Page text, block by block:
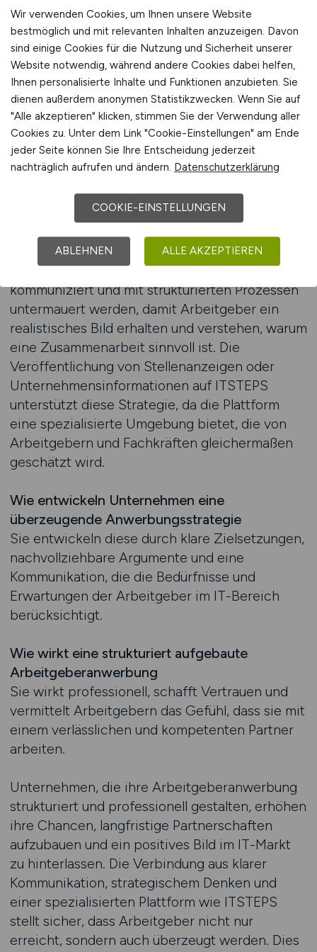
Darstellung ihrer Vorteile achten, die sowohl
fachlich als auch organisatorisch überzeugend
wirkt. Eine klare, strukturierte Kommunikation ist
dabei entscheidend, denn sie vermittelt
Professionalität und zeigt, dass das
Unternehmen in der Lage ist, verlässliche
Partnerschaften aufzubauen.
Der Aufbau der Arbeitgeberanwerbung beginnt
mit der Analyse des Marktes und der Definition
der eigenen Stärken. Unternehmen sollten sich
fragen, was sie von anderen unterscheidet und
welchen konkreten Nutzen sie Arbeitgebern
bieten können. Diese Vorteile müssen klar
kommuniziert und mit strukturierten Prozessen
untermauert werden, damit Arbeitgeber ein
realistisches Bild erhalten und verstehen, warum
eine Zusammenarbeit sinnvoll ist. Die
Veröffentlichung von Stellenanzeigen oder
Unternehmensinformationen auf ITSTEPS
unterstützt diese Strategie, da die Plattform
eine spezialisierte Umgebung bietet, die von
Arbeitgebern und Fachkräften gleichermaßen
geschätzt wird.
Wie entwickeln Unternehmen eine
überzeugende Anwerbungsstrategie
Sie entwickeln diese durch klare Zielsetzungen,
nachvollziehbare Argumente und eine
Kommunikation, die die Bedürfnisse und
Erwartungen der Arbeitgeber im IT-Bereich
berücksichtigt.
Wie wirkt eine strukturiert aufgebaute
Arbeitgeberanwerbung
Sie wirkt professionell, schafft Vertrauen und
vermittelt Arbeitgebern das Gefühl, dass sie mit
einem verlässlichen und kompetenten Partner
arbeiten.
Unternehmen, die ihre Arbeitgeberanwerbung
strukturiert und professionell gestalten, erhöhen
ihre Chancen, langfristige Partnerschaften
aufzubauen und ein positives Bild im IT-Markt
zu hinterlassen. Die Verbindung aus klarer
Kommunikation, strategischem Denken und
einer spezialisierten Plattform wie ITSTEPS
stellt sicher, dass Arbeitgeber nicht nur
erreicht, sondern auch überzeugt werden. Dies
Wir verwenden Cookies, um Ihnen unsere Website
bestmöglich und mit relevanten Inhalten anzuzeigen. Davon
sind einige Cookies für die Nutzung und Sicherheit unserer
Website notwendig, während andere Cookies dabei helfen,
Ihnen personalisierte Inhalte und Funktionen anzubieten. Sie
dienen außerdem anonymen Statistikzwecken. Wenn Sie auf
"Alle akzeptieren" klicken, stimmen Sie der Verwendung aller
Cookies zu. Unter dem Link "Cookie-Einstellungen" am Ende
jeder Seite können Sie Ihre Entscheidung jederzeit
nachträglich aufrufen und ändern. Datenschutzerklärung
COOKIE-EINSTELLUNGEN
ABLEHNEN ALLE AKZEPTIEREN